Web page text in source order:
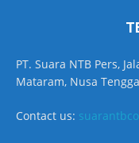
PT. Suara NTB Pers,
Mataram, Nusa
Contact us: